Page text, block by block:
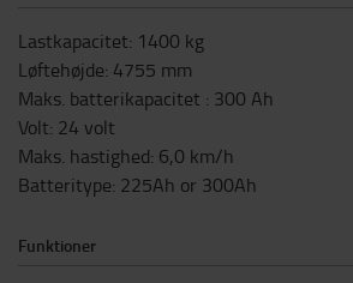
Lastkapacitet: 1400 kg
Løftehøjde: 4755 mm
Maks. batterikapacitet : 300 Ah
Volt: 24 volt
Maks. hastighed: 6,0 km/h
Batteritype: 225Ah or 300Ah
Funktioner